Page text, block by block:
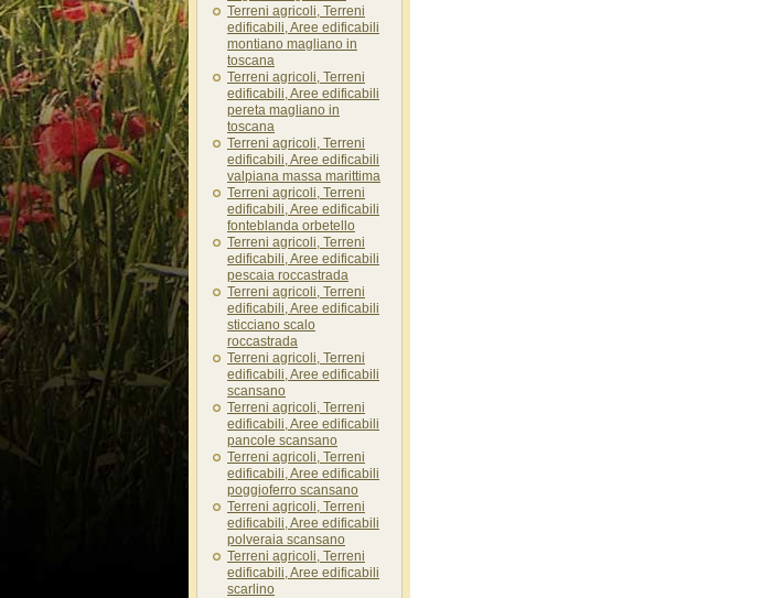
Terreni agricoli, Terreni
edificabili, Aree edificabili
montiano magliano in
toscana
Terreni agricoli, Terreni
edificabili, Aree edificabili
pereta magliano in
toscana
Terreni agricoli, Terreni
edificabili, Aree edificabili
valpiana massa marittima
Terreni agricoli, Terreni
edificabili, Aree edificabili
fonteblanda orbetello
Terreni agricoli, Terreni
edificabili, Aree edificabili
pescaia roccastrada
Terreni agricoli, Terreni
edificabili, Aree edificabili
sticciano scalo
roccastrada
Terreni agricoli, Terreni
edificabili, Aree edificabili
scansano
Terreni agricoli, Terreni
edificabili, Aree edificabili
pancole scansano
Terreni agricoli, Terreni
edificabili, Aree edificabili
poggioferro scansano
Terreni agricoli, Terreni
edificabili, Aree edificabili
polveraia scansano
Terreni agricoli, Terreni
edificabili, Aree edificabili
scarlino